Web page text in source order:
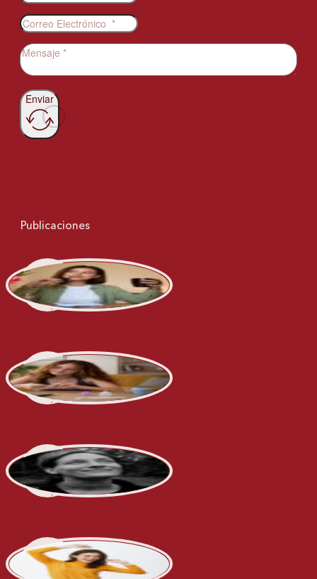
Enviar
Publicaciones